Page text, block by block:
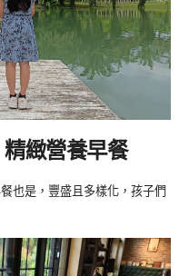
緻營養早餐
也是，豐盛且多樣化，孩子們